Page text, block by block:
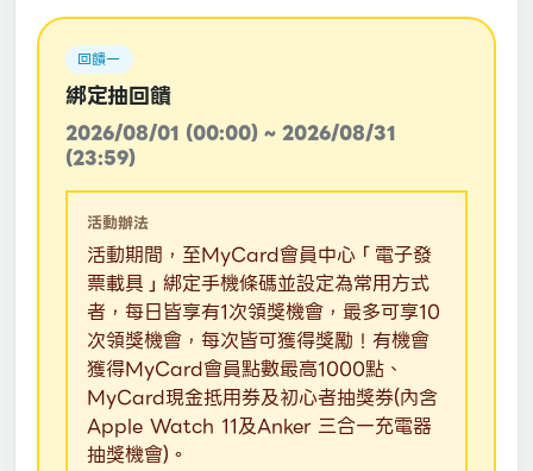
回饋一
綁定抽回饋
2026/08/01 (00:00) ~ 2026/08/31
(23:59)
活動辦法
活動期間，至MyCard會員中心「電子發
票載具」綁定手機條碼並設定為常用方式
者，每日皆享有1次領獎機會，最多可享10
次領獎機會，每次皆可獲得獎勵！有機會
獲得MyCard會員點數最高1000點、
MyCard現金抵用券及初心者抽獎券(內含
Apple Watch 11及Anker 三合一充電器
抽獎機會)。